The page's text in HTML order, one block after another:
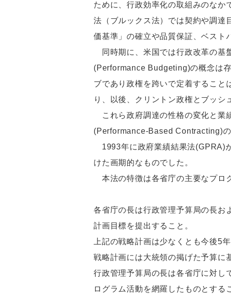
ために、行政効率化の取組みのなか
法（ブルックス法）では契約や調達
価基準」の確立や品質保証、ベスト
同時期に、米国では行政改革の基
(Performance Budgeting)の概念は
ブであり政権を跨いで定着すること
り、以後、クリントン政権とブッシ
これら政府調達の性格の変化と業
(Performance-Based Contracting)の
1993年に政府業績結果法(GPRA)
けた画期的なものでした。
本法の特徴は各省庁の主要なプロ
各省庁の長は行政管理予算局の長お
計画目標を提出すること。
上記の戦略計画は少なくとも今後5
戦略計画には大統領の掲げた予算に
行政管理予算局の長は各省庁に対し
ログラム活動を網羅したものとする